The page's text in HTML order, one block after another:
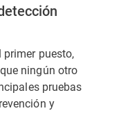
primer puesto,
ningún otro
pruebas
y